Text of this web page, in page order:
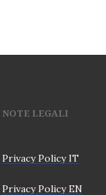
NOTE LEGALI
Privacy Policy IT
Privacy Policy EN